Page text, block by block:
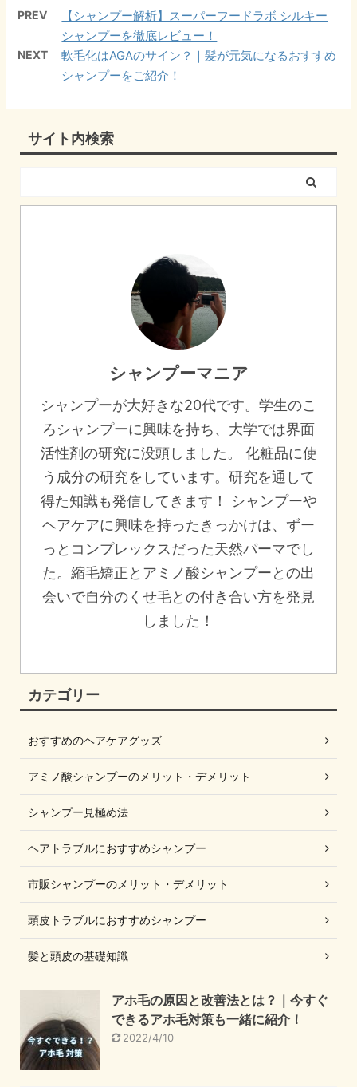
PREV
【シャンプー解析】スーパーフードラボ シルキー
シャンプーを徹底レビュー！
NEXT
軟毛化はAGAのサイン？｜髪が元気になるおすすめ
シャンプーをご紹介！
サイト内検索
シャンプーマニア
シャンプーが大好きな20代です。学生のこ
ろシャンプーに興味を持ち、大学では界面
活性剤の研究に没頭しました。 化粧品に使
う成分の研究をしています。研究を通して
得た知識も発信してきます！ シャンプーや
ヘアケアに興味を持ったきっかけは、ずー
っとコンプレックスだった天然パーマでし
た。縮毛矯正とアミノ酸シャンプーとの出
会いで自分のくせ毛との付き合い方を発見
しました！
カテゴリー
おすすめのヘアケアグッズ
アミノ酸シャンプーのメリット・デメリット
シャンプー見極め法
ヘアトラブルにおすすめシャンプー
市販シャンプーのメリット・デメリット
頭皮トラブルにおすすめシャンプー
髪と頭皮の基礎知識
アホ毛の原因と改善法とは？｜今すぐ
できるアホ毛対策も一緒に紹介！
2022/4/10